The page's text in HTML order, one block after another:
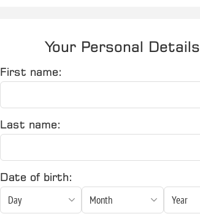
Your Personal Details
First name:
Last name:
Date of birth: